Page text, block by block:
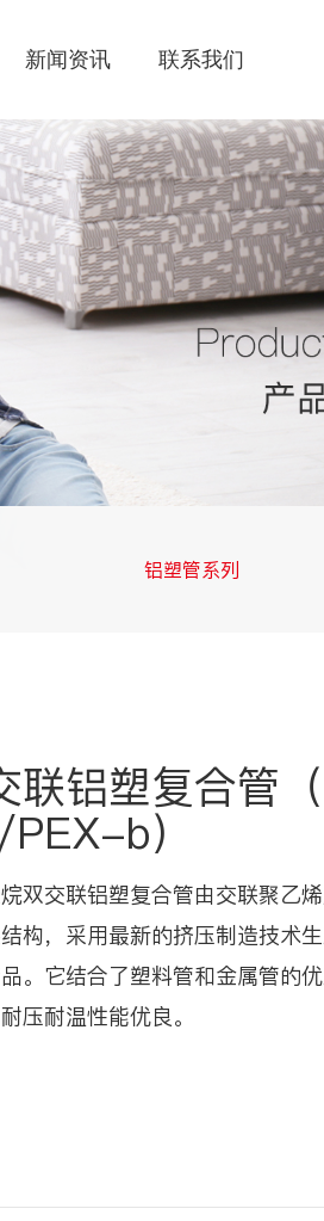
新闻资讯 联系我们
铝塑管系列
联铝塑复合管
b）
双交联铝塑复合管由交联聚乙
构，采用最新的挤压制造技术
。它结合了塑料管和金属管的
压耐温性能优良。